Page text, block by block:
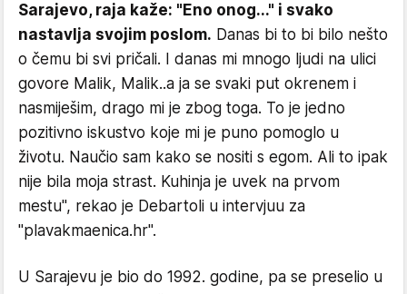
Sarajevo, raja kaže: "Eno onog..." i svako
nastavlja svojim poslom. Danas bi to bi bilo nešto
o čemu bi svi pričali. I danas mi mnogo ljudi na ulici
govore Malik, Malik..a ja se svaki put okrenem i
nasmiješim, drago mi je zbog toga. To je jedno
pozitivno iskustvo koje mi je puno pomoglo u
životu. Naučio sam kako se nositi s egom. Ali to ipak
nije bila moja strast. Kuhinja je uvek na prvom
mestu", rekao je Debartoli u intervjuu za
"plavakmaenica.hr".
U Sarajevu je bio do 1992. godine, pa se preselio u